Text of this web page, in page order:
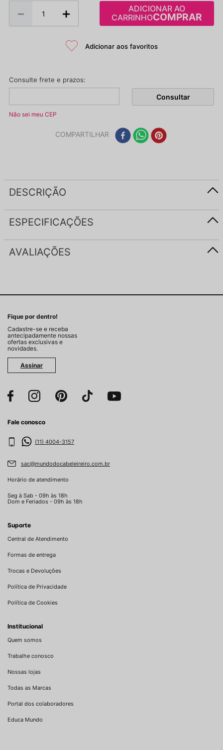
＋
－
ADICIONAR AO
CARRINHO
Não sei meu CEP
COMPARTILHAR
DESCRIÇÃO
ESPECIFICAÇÕES
AVALIAÇÕES
Fique por dentro!
Cadastre-se e receba
antecipadamente nossas
ofertas exclusivas e
novidades.
Assinar
Fale conosco
(11) 4004-3157
sac@mundodocabeleireiro.com.br
Horário de atendimento
Seg à Sab - 09h às 18h
Dom e Feriados - 09h às 18h
Suporte
Central de Atendimento
Formas de entrega
Trocas e Devoluções
Política de Privacidade
Política de Cookies
Institucional
Quem somos
Trabalhe conosco
Nossas lojas
Todas as Marcas
Portal dos colaboradores
Educa Mundo